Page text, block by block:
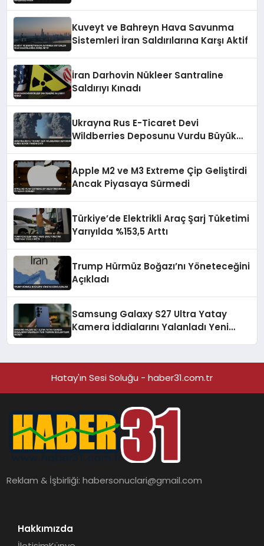
Kuveyt ve Bahreyn Hava Savunma
Sistemleri İran Saldırılarına Karşı Aktif
İran Darhovin Nükleer Santraline
Saldırıyı Kınadı
Ukrayna Rus E-Ticaret Devi
Wildberries Deposunu Vurdu Büyük
Apple M2 ve M3 Extreme Çip Geliştirdi
Ancak Piyasaya Sürmedi
Türkiye’de Elektrikli Araç Şarj Tüketimi
Yarıyılda %153,5 Arttı
Trump Hürmüz Boğazı’nı Yöneteceğini
Açıkladı
Samsung Galaxy S27 Ultra Yatay
Kamera İddialarını Yalanladı Yeni
Hatay'ın Sesi Soluğu - haber31.com.tr
Reklam & İşbirliği:habersonuclari@gmail.com
Hakkımızda